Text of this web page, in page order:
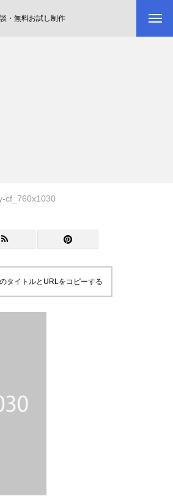
・無料お試し制作
cf_760x1030
タイトルとURLをコピーする